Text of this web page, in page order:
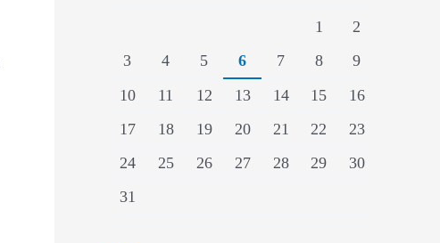
1
2
3
4 5 6 7 8
9
10
11 12 13 14 15
16
17
18 19 20 21 22
23
24
25 26 27 28 29
30
31